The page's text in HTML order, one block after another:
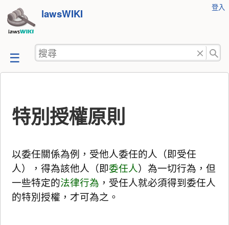
跳
至
容
lawsWIKI
工
登入
搜
尋
特別授權原則
以委任關係為例，受他人委任的人（即受任
人），得為該他人（即委任人）為一切行為，但
一些特定的法律行為 ，受任人就必須得到委任人
的特別授權，才可為之。